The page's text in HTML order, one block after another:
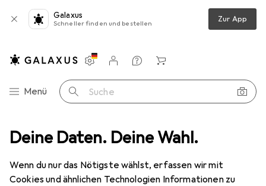
Deine Daten. Deine Wahl.
Wenn du nur das Nötigste wählst, erfassen wir mit
Cookies und ähnlichen Technologien Informationen zu
Galaxus
Schneller finden und bestellen Zur App
Navigation nach Kategorien
Menü Suche
Einstellungen
Kundenkonto
Vergleichslisten
Merklisten
Warenkorb
Ladegeräte USB Kabel StarTech USB 2.0 A auf B Kabel